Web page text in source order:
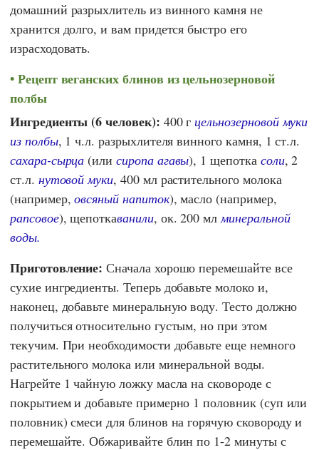
домашний разрыхлитель из винного камня не
хранится долго, и вам придется быстро его
израсходовать.
Рецепт веганских блинов из цельнозерновой
полбы
Ингредиенты (6 человек): 400 г цельнозерновой муки
из полбы, 1 ч.л. разрыхлителя винного камня, 1 ст.л.
сахара-сырца (илисиропа агавы), 1 щепотка соли, 2
ст.л. нутовой муки, 400 мл растительного молока
(например,овсяный напиток), масло (например,
рапсовое), щепоткаванили, ок. 200 мл минеральной
воды.
Приготовление: Сначала хорошо перемешайте все
сухие ингредиенты. Теперь добавьте молоко и,
наконец, добавьте минеральную воду. Тесто должно
получиться относительно густым, но при этом
текучим. При необходимости добавьте еще немного
растительного молока или минеральной воды.
Нагрейте 1 чайную ложку масла на сковороде с
покрытием и добавьте примерно 1 половник (суп или
половник) смеси для блинов на горячую сковороду и
перемешайте. Обжаривайте блин по 1-2 минуты с